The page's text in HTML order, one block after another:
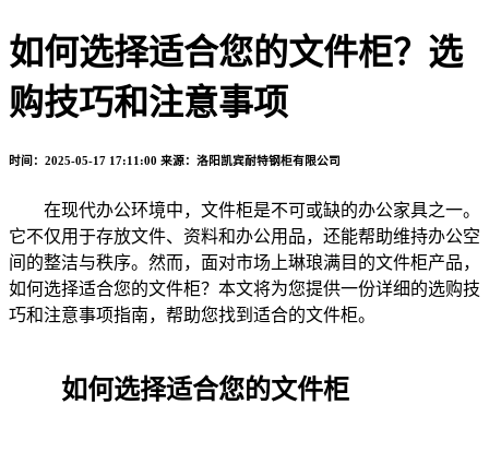
如何选择适合您的文件柜？选
购技巧和注意事项
时间：2025-05-17 17:11:00 来源：洛阳凯宾耐特钢柜有限公司
在现代办公环境中，文件柜是不可或缺的办公家具之一。
它不仅用于存放文件、资料和办公用品，还能帮助维持办公空
间的整洁与秩序。然而，面对市场上琳琅满目的文件柜产品，
如何选择适合您的文件柜？本文将为您提供一份详细的选购技
巧和注意事项指南，帮助您找到适合的文件柜。
如何选择适合您的文件柜